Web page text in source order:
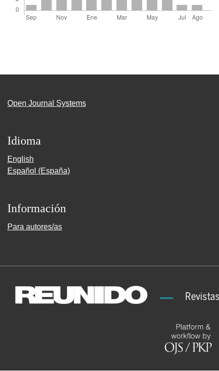
Open Journal Systems
Idioma
English
Español (España)
Información
Para autores/as